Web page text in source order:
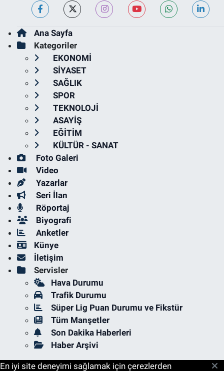
Ana Sayfa
Kategoriler
EKONOMİ
SİYASET
SAĞLIK
SPOR
TEKNOLOJİ
ASAYİŞ
EĞİTİM
KÜLTÜR - SANAT
Foto Galeri
Video
Yazarlar
Seri İlan
Röportaj
Biyografi
Anketler
Künye
İletişim
Servisler
Hava Durumu
Trafik Durumu
Süper Lig Puan Durumu ve Fikstür
Tüm Manşetler
Son Dakika Haberleri
Haber Arşivi
En iyi site deneyimi sağlamak için çerezlerden